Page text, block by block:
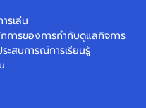
รเล่น
การของการกำกับดูแลกิจการ
ะสบการณ์การเรียนรู้